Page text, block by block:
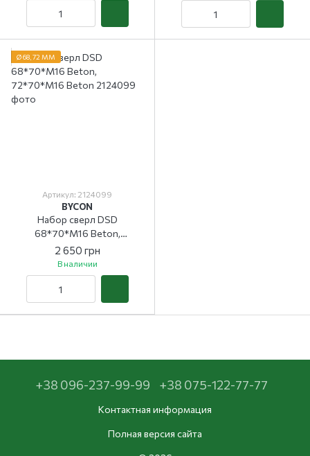
Ø 68, 72 ММ
Артикул: 2124099
BYCON
Набор сверл DSD
68*70*M16 Beton,
72*70*M16 Beton
2 650 грн
В наличии
+38 096-237-99-99 +38 075-122-77-77
Контактная информация
Полная версия сайта